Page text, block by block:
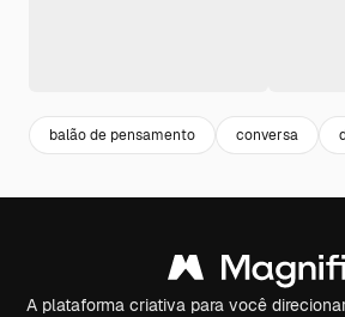
balão de pensamento conversa
A plataforma criativa para você